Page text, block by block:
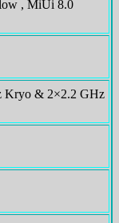
, MiUi 8.0
Kryo & 2×2.2 GHz